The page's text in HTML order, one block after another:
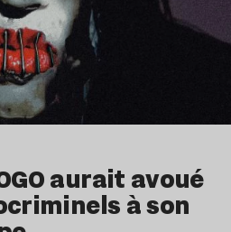
aurait avoué
à son